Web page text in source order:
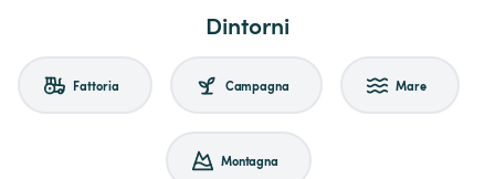
Dintorni
Fattoria Campagna Mare
Montagna